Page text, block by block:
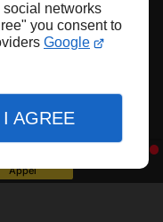
networks
you consent to
Google
I AGREE
Appel